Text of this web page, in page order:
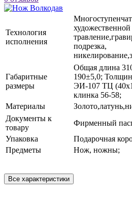
Технология
исполнения
подрезка,
Габаритные
размеры
Общая длина
190±5,0;
ЭИ-107 ТЦ
клинка 56-58;
Материалы
Документы к
товару
Фирменный
Упаковка
Подарочная
Предметы
Нож, ножны;
Все характеристики